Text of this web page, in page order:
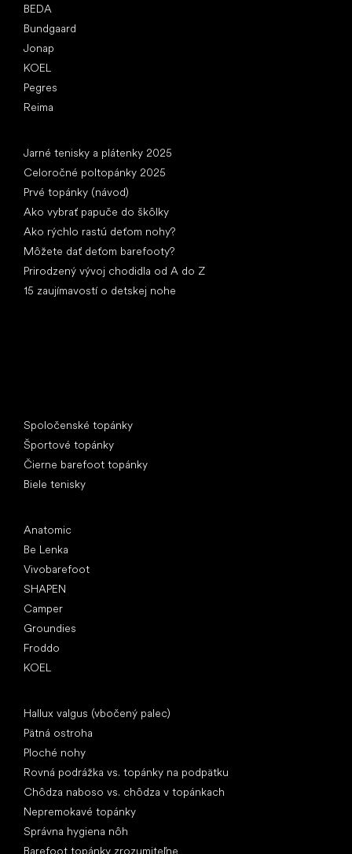
BEDA
Bundgaard
Jonap
KOEL
Pegres
Reima
Jarné tenisky a plátenky 2025
Celoročné poltopánky 2025
Prvé topánky (návod)
Ako vybrať papuče do škôlky
Ako rýchlo rastú deťom nohy?
Môžete dať deťom barefooty?
Prirodzený vývoj chodidla od A do Z
15 zaujímavostí o detskej nohe
Spoločenské topánky
Športové topánky
Čierne barefoot topánky
Biele tenisky
Anatomic
Be Lenka
Vivobarefoot
SHAPEN
Camper
Groundies
Froddo
KOEL
Hallux valgus (vbočený palec)
Pätná ostroha
Ploché nohy
Rovná podrážka vs. topánky na podpätku
Chôdza naboso vs. chôdza v topánkach
Nepremokavé topánky
Správna hygiena nôh
Barefoot topánky zrozumiteľne